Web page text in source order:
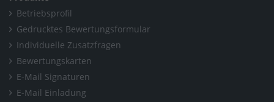
Betriebsprofil
Gedrucktes Bewertungsformular
Individuelle Zusatzfragen
Bewertungskarten
E-Mail Signaturen
E-Mail Einladung